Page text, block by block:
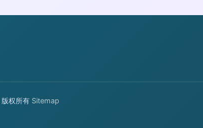
版权所有 Sitemap